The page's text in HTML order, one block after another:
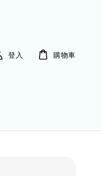
登入 購物車